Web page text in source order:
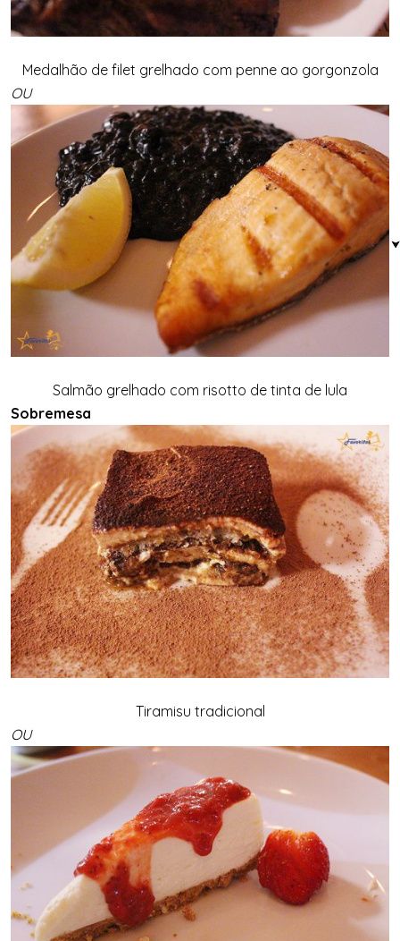
Medalhão de filet grelhado com penne ao gorgonzola
OU
Salmão grelhado com risotto de tinta de lula
Sobremesa
Tiramisu tradicional
OU